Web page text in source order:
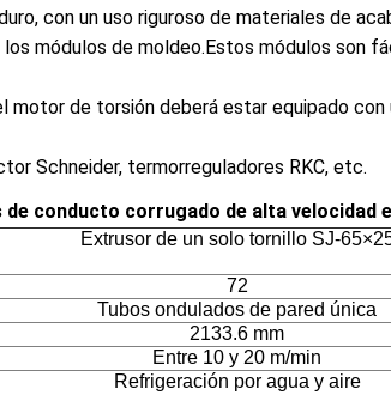
con un uso riguroso de materiales de
módulos de moldeo.Estos módulos son
motor de torsión deberá estar equipado
Schneider, termorreguladores RKC, etc.
conducto corrugado de alta velocidad
Extrusor de un solo tornillo SJ-
72
Tubos ondulados de pared única
2133.6 mm
Entre 10 y 20 m/min
Refrigeración por agua y aire